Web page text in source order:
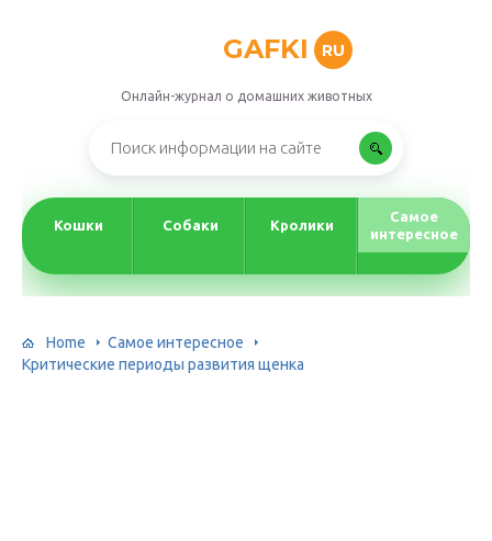
GAFKI RU
Онлайн-журнал о домашних животных
Кошки Собаки Кролики
Самое
интересное
Home
Самое интересное
Критические периоды развития щенка